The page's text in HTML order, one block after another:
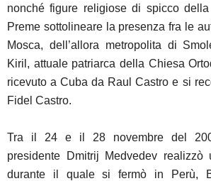
nonché figure religiose di spicco
Preme sottolineare la presenza fra le
Mosca, dell’allora metropolita di
Kiril, attuale patriarca della Chiesa
ricevuto a Cuba da Raul Castro e si
Fidel Castro.
Tra il 24 e il 28 novembre del
presidente Dmitrij Medvedev realizzò
durante il quale si fermò in Perù,